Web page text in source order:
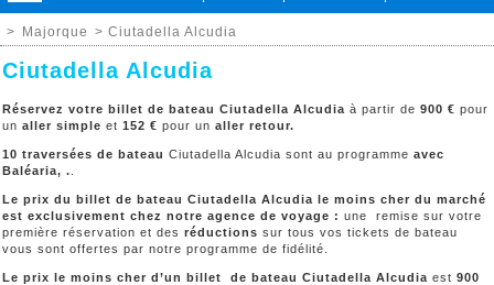
> Majorque > Ciutadella Alcudia
Ciutadella Alcudia
Réservez votre billet de bateau Ciutadella Alcudia à partir de 900 € pour
un aller simple et 152 € pour un aller retour.
10 traversées de bateau Ciutadella Alcudia sont au programme avec
Baléaria, .
Le prix du billet de bateau Ciutadella Alcudia le moins cher du marché
est exclusivement chez notre agence de voyage : une remise sur votre
première réservation et des réductions sur tous vos tickets de bateau
vous sont offertes par notre programme de fidélité.
Le prix le moins cher d’un billet de bateau Ciutadella Alcudia est 900